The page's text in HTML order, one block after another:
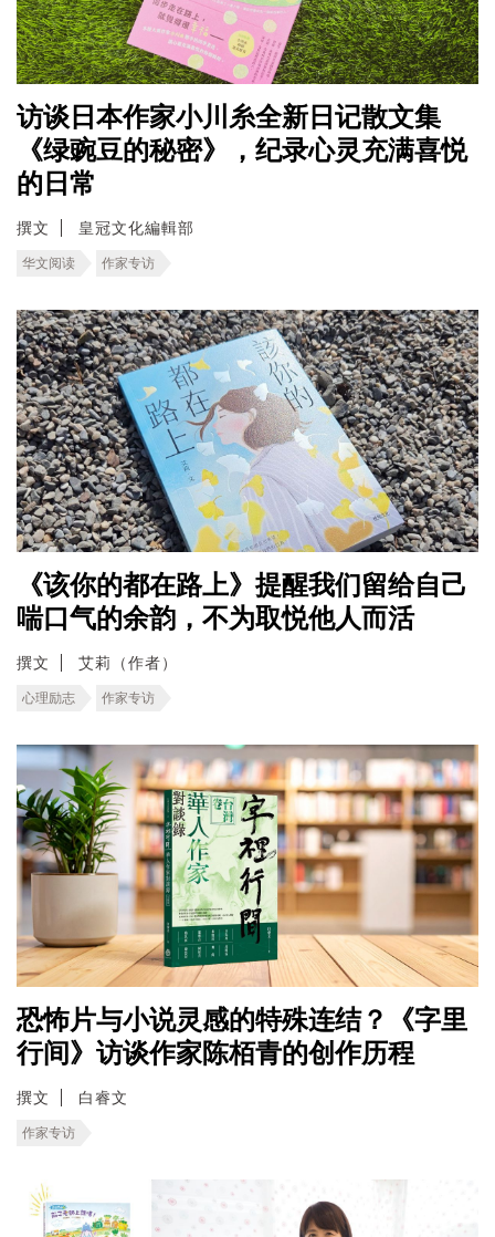
访谈日本作家小川糸全新日记散文集
《绿豌豆的秘密》，纪录心灵充满喜悦
的日常
撰文 皇冠文化編輯部
华文阅读 作家专访
《该你的都在路上》提醒我们留给自己
喘口气的余韵，不为取悦他人而活
撰文 艾莉（作者）
心理励志 作家专访
恐怖片与小说灵感的特殊连结？《字里
行间》访谈作家陈栢青的创作历程
撰文 白睿文
作家专访